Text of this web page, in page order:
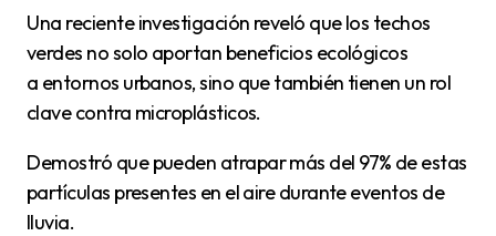
Una reciente investigación reveló que los techos
verdes no solo aportan beneficios ecológicos
a entornos urbanos, sino que también tienen un rol
clave contra microplásticos.
Demostró que pueden atrapar más del 97% de estas
partículas presentes en el aire durante eventos de
lluvia.